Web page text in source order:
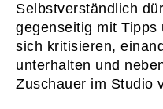
Selbstverständlich
gegenseitig mit Tipps
sich kritisieren,
unterhalten und
Zuschauer im Studio